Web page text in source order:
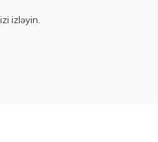
izləyin.